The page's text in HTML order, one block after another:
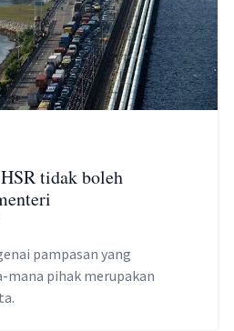
tidak boleh
pampasan yang
mana pihak merupakan